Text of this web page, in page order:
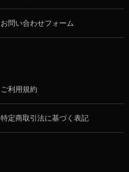
お問い合わせフォーム
ご利用規約
特定商取引法に基づく表記